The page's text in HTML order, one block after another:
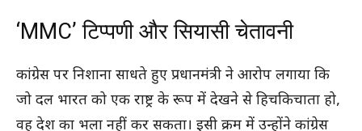
‘MMC’ टिप्पणी और सियासी चेतावनी
कांग्रेस पर निशाना साधते हुए प्रधानमंत्री ने आरोप लगाया कि
जो दल भारत को एक राष्ट्र के रूप में देखने से हिचकिचाता हो,
वह देश का भला नहीं कर सकता। इसी क्रम में उन्होंने कांग्रेस